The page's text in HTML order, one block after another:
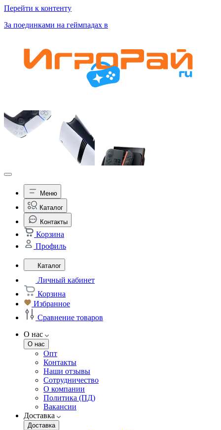
Перейти к контенту
За поединками на геймпадах в
Меню
Каталог
Контакты
Корзина
Профиль
Каталог
Личный кабинет
Корзина
Избранное
Сравнение товаров
О нас
О нас
Опт
Контакты
Наши отзывы
Сотрудничество
О компании
Политика (ПД)
Вакансии
Доставка
Доставка